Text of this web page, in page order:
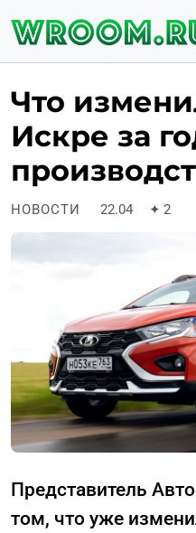
Что
Искре за
НОВОСТИ 22.04 ✦ 2
Представитель
том, что уже